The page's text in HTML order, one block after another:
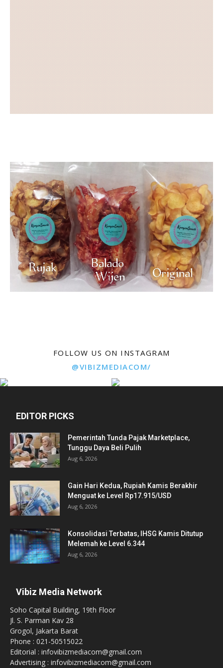
FOLLOW US ON INSTAGRAM
@VIBIZMEDIACOM/
EDITOR PICKS
Pemerintah Tunda Pajak Marketplace,
Tunggu Daya Beli Pulih
Aug 6, 2026
Gain Hari Kedua, Rupiah Kamis Berakhir
Menguat ke Level Rp17.915/USD
Aug 6, 2026
Konsolidasi Terbatas, IHSG Kamis Ditutup
Melemah ke Level 6.344
Aug 6, 2026
Vibiz Media Network
Soho Capital Building, 19th Floor
Jl. S. Parman Kav 28
Grogol, Jakarta Barat
Phone : 021-50515022
Editorial : infovibizmediacom@gmail.com
Advertising : infovibizmediacom@gmail.com